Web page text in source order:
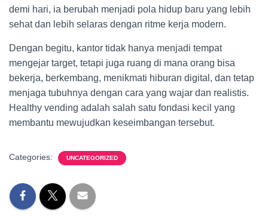
demi hari, ia berubah menjadi pola hidup baru yang lebih
sehat dan lebih selaras dengan ritme kerja modern.
Dengan begitu, kantor tidak hanya menjadi tempat
mengejar target, tetapi juga ruang di mana orang bisa
bekerja, berkembang, menikmati hiburan digital, dan tetap
menjaga tubuhnya dengan cara yang wajar dan realistis.
Healthy vending adalah salah satu fondasi kecil yang
membantu mewujudkan keseimbangan tersebut.
Categories: UNCATEGORIZED